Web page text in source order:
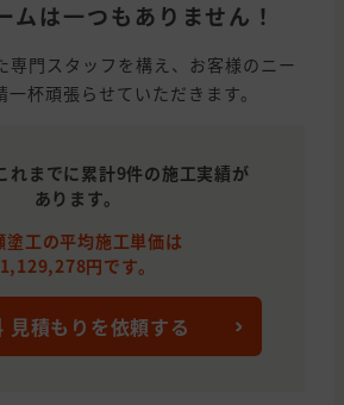
ムは一つもありません！
専門スタッフを構え、お客様のニー
杯頑張らせていただきます。
れまでに累計9件の施工実績が
あります。
塗工の平均施工単価は
1,129,278円です。
見積もりを依頼する